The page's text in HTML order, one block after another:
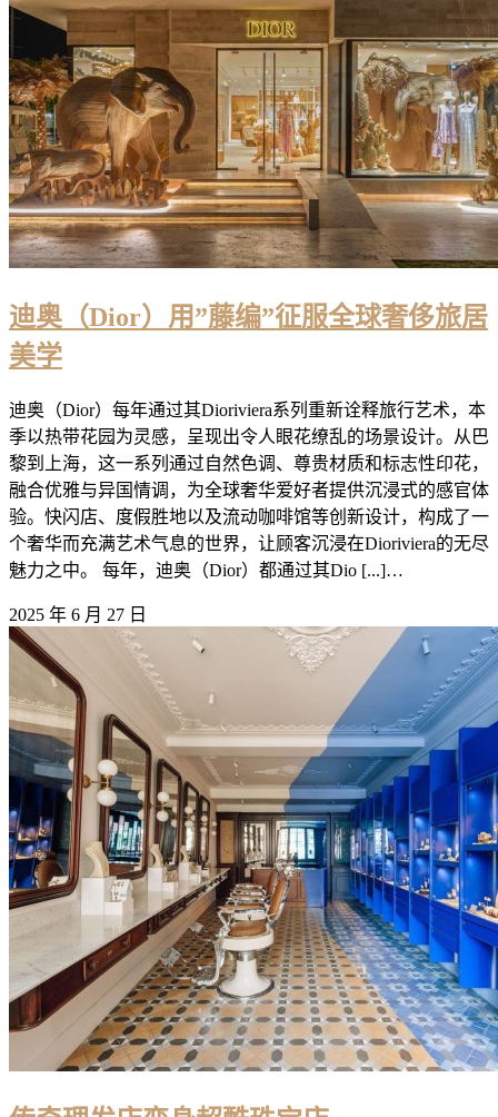
迪奥（Dior）用”藤编”征服全球奢侈旅居
美学
迪奥（Dior）每年通过其Dioriviera系列重新诠释旅行艺术，本
季以热带花园为灵感，呈现出令人眼花缭乱的场景设计。从巴
黎到上海，这一系列通过自然色调、尊贵材质和标志性印花，
融合优雅与异国情调，为全球奢华爱好者提供沉浸式的感官体
验。快闪店、度假胜地以及流动咖啡馆等创新设计，构成了一
个奢华而充满艺术气息的世界，让顾客沉浸在Dioriviera的无尽
魅力之中。 每年，迪奥（Dior）都通过其Dio [...]…
2025 年 6 月 27 日